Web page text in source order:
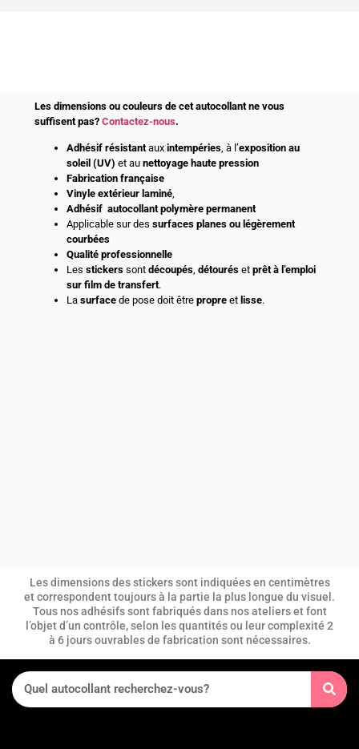
Les dimensions ou couleurs de cet autocollant ne vous
suffisent pas? Contactez-nous.
Adhésif résistantaux intempéries, à l’exposition au
soleil (UV) et au nettoyage haute pression
Fabrication française
Vinyle extérieur laminé,
Adhésif autocollant polymère permanent
Applicable sur des surfaces planes ou légèrement
courbées
Qualité professionnelle
Les stickerssont découpés, détouréset prêt à l’emploi
sur film de transfert.
La surfacede pose doit être propreet lisse.
Les dimensions des stickers sont indiquées en centimètres
et correspondent toujours à la partie la plus longue du visuel.
Tous nos adhésifs sont fabriqués dans nos ateliers et font
l’objet d’un contrôle, selon les quantités ou leur complexité 2
à 6 jours ouvrables de fabrication sont nécessaires.